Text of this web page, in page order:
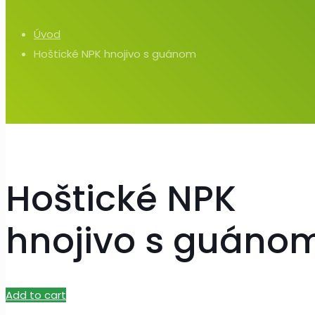
Úvod
Hoštické NPK hnojivo s guánom
Hoštické NPK
hnojivo s
Add to cart